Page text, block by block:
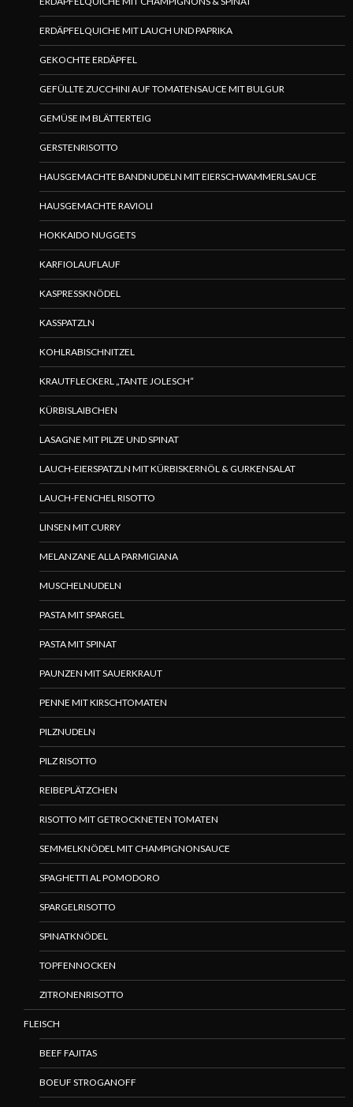
ERDÄPFELQUICHE MIT LAUCH UND PAPRIKA
GEKOCHTE ERDÄPFEL
GEFÜLLTE ZUCCHINI AUF TOMATENSAUCE MIT BULGUR
GEMÜSE IM BLÄTTERTEIG
GERSTENRISOTTO
HAUSGEMACHTE BANDNUDELN MIT EIERSCHWAMMERLSAUCE
HAUSGEMACHTE RAVIOLI
HOKKAIDO NUGGETS
KARFIOLAUFLAUF
KASPRESSKNÖDEL
KASSPATZLN
KOHLRABISCHNITZEL
KRAUTFLECKERL „TANTE JOLESCH“
KÜRBISLAIBCHEN
LASAGNE MIT PILZE UND SPINAT
LAUCH-EIERSPATZLN MIT KÜRBISKERNÖL & GURKENSALAT
LAUCH-FENCHEL RISOTTO
LINSEN MIT CURRY
MELANZANE ALLA PARMIGIANA
MUSCHELNUDELN
PASTA MIT SPARGEL
PASTA MIT SPINAT
PAUNZEN MIT SAUERKRAUT
PENNE MIT KIRSCHTOMATEN
PILZNUDELN
PILZ RISOTTO
REIBEPLÄTZCHEN
RISOTTO MIT GETROCKNETEN TOMATEN
SEMMELKNÖDEL MIT CHAMPIGNONSAUCE
SPAGHETTI AL POMODORO
SPARGELRISOTTO
SPINATKNÖDEL
TOPFENNOCKEN
ZITRONENRISOTTO
FLEISCH
BEEF FAJITAS
BOEUF STROGANOFF